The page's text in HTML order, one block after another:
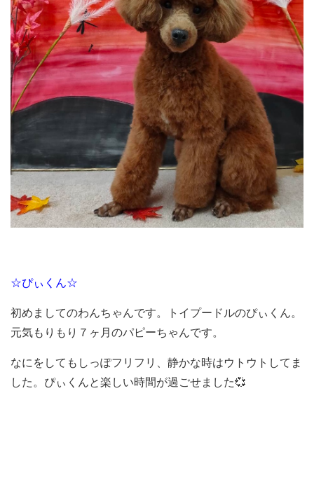
☆ぴぃくん☆
初めましてのわんちゃんです。トイプードルのぴぃくん。
元気もりもり７ヶ月のパピーちゃんです。
なにをしてもしっぽフリフリ、静かな時はウトウトしてま
した。ぴぃくんと楽しい時間が過ごせました💞